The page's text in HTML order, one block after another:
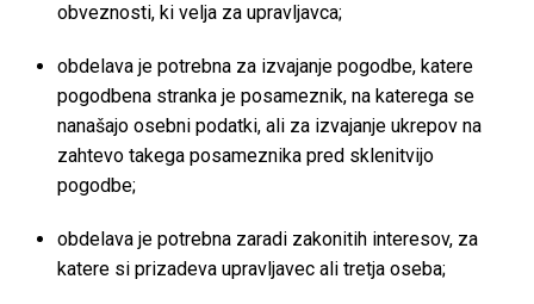
obveznosti, ki velja za upravljavca;
obdelava je potrebna za izvajanje pogodbe, katere
pogodbena stranka je posameznik, na katerega se
nanašajo osebni podatki, ali za izvajanje ukrepov na
zahtevo takega posameznika pred sklenitvijo
pogodbe;
obdelava je potrebna zaradi zakonitih interesov, za
katere si prizadeva upravljavec ali tretja oseba;